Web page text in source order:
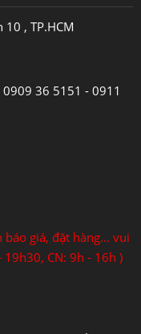
, TP.HCM
36 5151 - 0911
giá, đặt hàng... vui
CN: 9h - 16h )